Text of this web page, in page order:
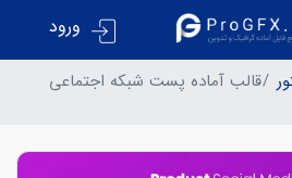
ورود
قالب آماده پست شبکه اجتماعی